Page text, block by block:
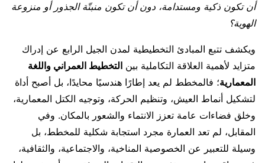
أن تكون ذكية ومستدامة، دون أن تكون منبتّة الجذور أو منزوعة
الهوية؟
ويكشف تتبع المبادئ التخطيطية لمدن الجيل الرابع عن إدراك
متزايد لأهمية العلاقة التكاملية بين التخطيط العمراني واللغة
المعمارية؛ فالمخطط لم يعد إطارًا هندسيًا محايدًا، بل أصبح أداة
لتشكيل أنماط العيش، وتنظيم الحركة، وتوجيه الكتل المعمارية،
وخلق فضاءات عامة تعزز الانتماء والشعور بالمكان. وفي
المقابل، لم تعد العمارة مجرد استجابة شكلية للمخطط، بل
وسيلة للتعبير عن الخصوصية المناخية، والاجتماعية، والثقافية،